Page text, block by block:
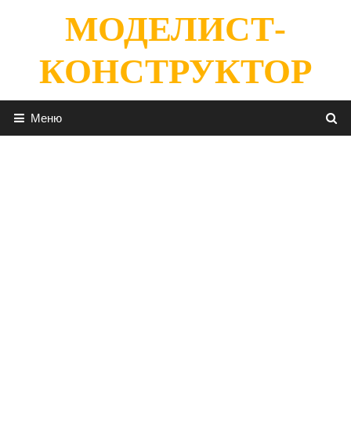
содержимомуМОДЕЛИСТ-
КОНСТРУКТОР
Меню